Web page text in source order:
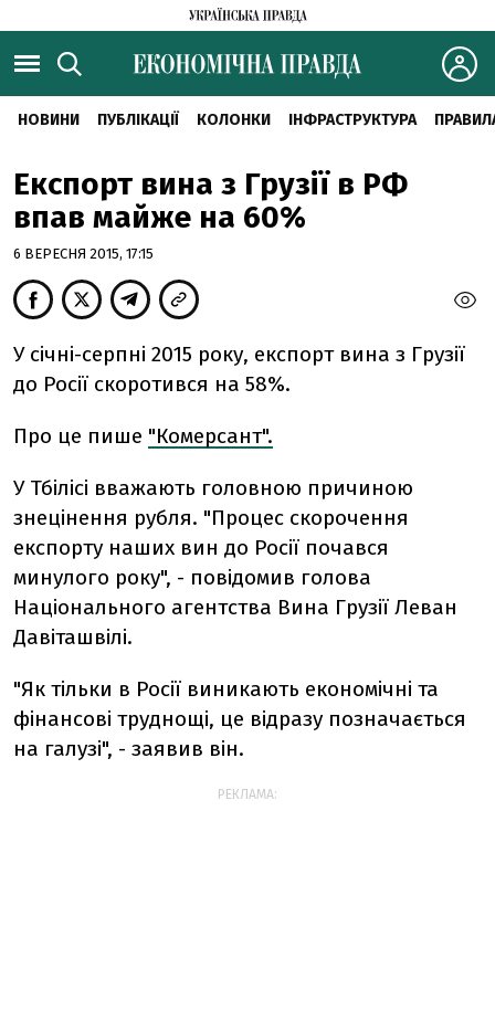
НОВИНИ ПУБЛІКАЦІЇ КОЛОНКИ ІНФРАСТРУКТУРА
Експорт вина з Грузії в РФ
впав майже на 60%
6 ВЕРЕСНЯ 2015, 17:15
У січні-серпні 2015 року, експорт вина з Грузії
до Росії скоротився на 58%.
Про це пише "Комерсант".
У Тбілісі вважають головною причиною
знецінення рубля. "Процес скорочення
експорту наших вин до Росії почався
минулого року", - повідомив голова
Національного агентства Вина Грузії Леван
Давіташвілі.
"Як тільки в Росії виникають економічні та
фінансові труднощі, це відразу позначається
на галузі", - заявив він.
РЕКЛАМА: